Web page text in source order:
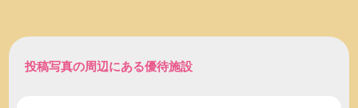
投稿写真の周辺にある優待施設